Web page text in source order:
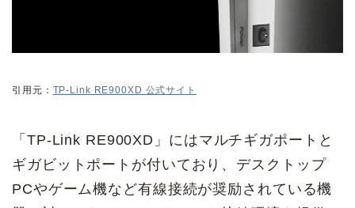
引用元： TP-Link RE900XD 公式サイト
「TP-Link RE900XD」にはマルチギガポートと
ギガビットポートが付いており、デスクトップ
PCやゲーム機など有線接続が奨励されている機